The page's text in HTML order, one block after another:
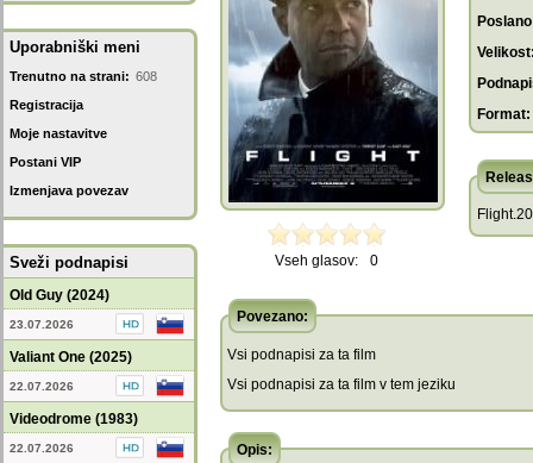
Uporabniški meni
Trenutno na strani: 608
Registracija
Moje nastavitve
Postani VIP
Izmenjava povezav
Sveži podnapisi
Old Guy (2024)
23.07.2026
Valiant One (2025)
22.07.2026
Videodrome (1983)
22.07.2026
Vseh glasov: 0
Format:
Povezano:
Vsi podnapisi za ta film
Vsi podnapisi za ta film v tem jeziku
Opis: